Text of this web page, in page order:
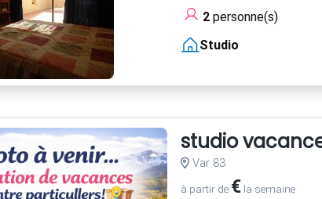
2personne(s)
Studio
studio
Var 83
à partir de €la semaine